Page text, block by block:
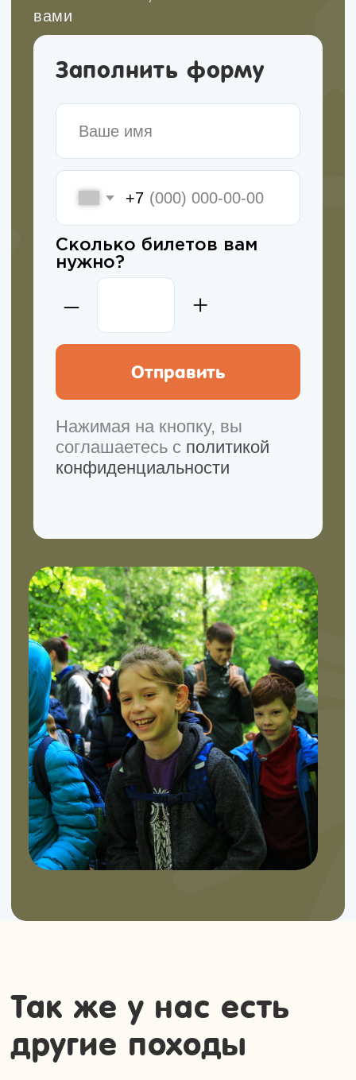
Прочитать подробнее
Подписывайтесь!
Рассказываем про развитие детей
через походы, делимся кейсами из
нашей работы, рассуждаем на
сложные темы воспитания детей. Все,
что нам самим так интересно.
Заходите и подписывайтесь, чтобы
не пропустить!
Перейти в tg
Все анонсы походов публикуем в
наших каналах.